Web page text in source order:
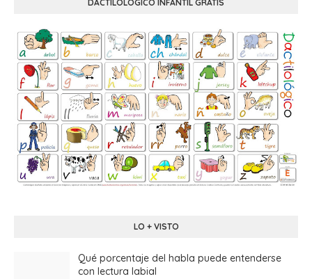
DACTILOLÓGICO INFANTIL GRATIS
LO + VISTO
Qué porcentaje del habla puede entenderse
con lectura labial